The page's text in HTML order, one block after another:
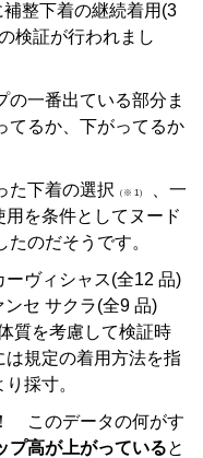
整下着の継続着用(3
検証が行われまし
の一番出ている部分ま
てるか、下がってるか
た下着の選択
（※ 1）
、一
用を条件としてヌード
のだそうです。
ヴィシャス(全12 品)
セ サクラ(全9 品)
質を考慮して検証時
規定の着用方法を指
採寸。
このデータの何がす
プ高が上がっていると